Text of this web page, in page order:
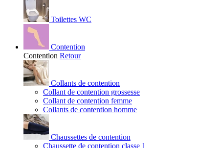
Toilettes WC
Contention
Contention Retour
Collants de contention
Collant de contention grossesse
Collant de contention femme
Collants de contention homme
Chaussettes de contention
Chaussette de contention classe 1